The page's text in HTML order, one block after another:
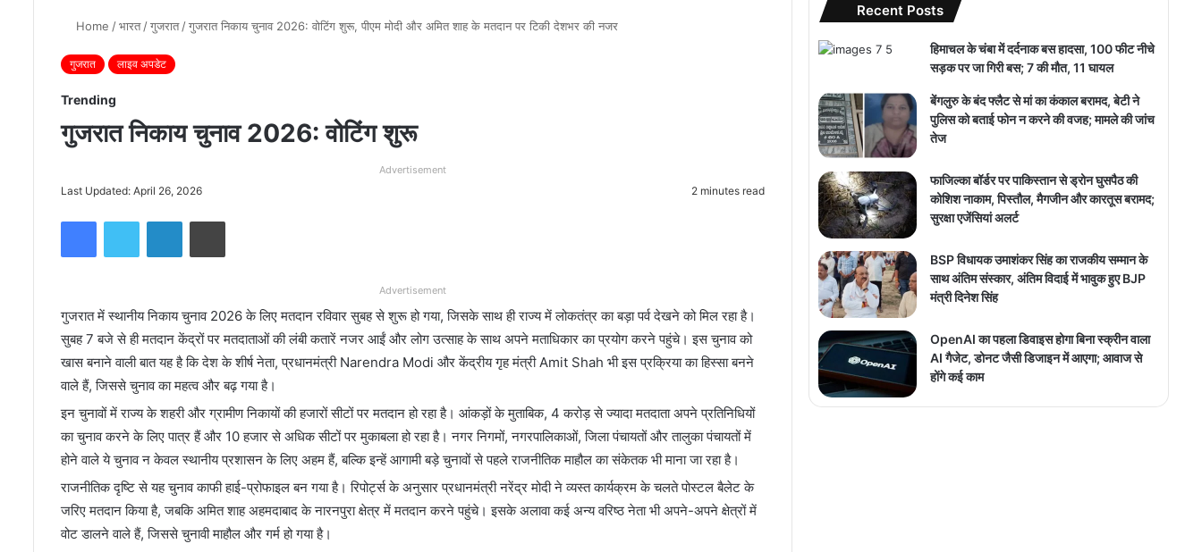
Home /भारत /गुजरात /गुजरात निकाय चुनाव 2026: वोटिंग शुरू, पीएम मोदी और अमित शाह के मतदान पर टिकी देशभर की नजर
गुजरात लाइव अपडेट
Trending
गुजरात निकाय चुनाव 2026: वोटिंग शुरू
Advertisement
Last Updated: April 26, 2026 2 minutes read
Advertisement
गुजरात में स्थानीय निकाय चुनाव 2026 के लिए मतदान रविवार सुबह से शुरू हो गया, जिसके साथ ही राज्य में लोकतंत्र का बड़ा पर्व देखने को मिल रहा है।
सुबह 7 बजे से ही मतदान केंद्रों पर मतदाताओं की लंबी कतारें नजर आईं और लोग उत्साह के साथ अपने मताधिकार का प्रयोग करने पहुंचे। इस चुनाव को
खास बनाने वाली बात यह है कि देश के शीर्ष नेता, प्रधानमंत्री Narendra Modi और केंद्रीय गृह मंत्रीAmit Shah भी इस प्रक्रिया का हिस्सा बनने
वाले हैं, जिससे चुनाव का महत्व और बढ़ गया है।
इन चुनावों में राज्य के शहरी और ग्रामीण निकायों की हजारों सीटों पर मतदान हो रहा है। आंकड़ों के मुताबिक, 4 करोड़ से ज्यादा मतदाता अपने प्रतिनिधियों
का चुनाव करने के लिए पात्र हैं और 10 हजार से अधिक सीटों पर मुकाबला हो रहा है। नगर निगमों, नगरपालिकाओं, जिला पंचायतों और तालुका पंचायतों में
होने वाले ये चुनाव न केवल स्थानीय प्रशासन के लिए अहम हैं, बल्कि इन्हें आगामी बड़े चुनावों से पहले राजनीतिक माहौल का संकेतक भी माना जा रहा है।
राजनीतिक दृष्टि से यह चुनाव काफी हाई-प्रोफाइल बन गया है। रिपोर्ट्स के अनुसार प्रधानमंत्री नरेंद्र मोदी ने व्यस्त कार्यक्रम के चलते पोस्टल बैलेट के
जरिए मतदान किया है, जबकि अमित शाह अहमदाबाद के नारनपुरा क्षेत्र में मतदान करने पहुंचे। इसके अलावा कई अन्य वरिष्ठ नेता भी अपने-अपने क्षेत्रों में
वोट डालने वाले हैं, जिससे चुनावी माहौल और गर्म हो गया है।
Recent Posts
हिमाचल के चंबा में दर्दनाक बस हादसा, 100 फीट नीचे
सड़क पर जा गिरी बस; 7 की मौत, 11 घायल
बेंगलुरु के बंद फ्लैट से मां का कंकाल बरामद, बेटी ने
पुलिस को बताई फोन न करने की वजह; मामले की जांच
तेज
फाजिल्का बॉर्डर पर पाकिस्तान से ड्रोन घुसपैठ की
कोशिश नाकाम, पिस्तौल, मैगजीन और कारतूस बरामद;
सुरक्षा एजेंसियां अलर्ट
BSP विधायक उमाशंकर सिंह का राजकीय सम्मान के
साथ अंतिम संस्कार, अंतिम विदाई में भावुक हुए BJP
मंत्री दिनेश सिंह
OpenAI का पहला डिवाइस होगा बिना स्क्रीन वाला
AI गैजेट, डोनट जैसी डिजाइन में आएगा; आवाज से
होंगे कई काम